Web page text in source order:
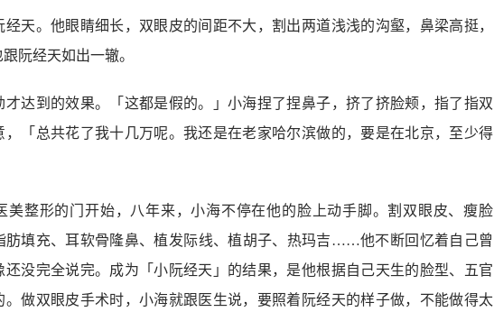
天。他眼睛细长，双眼皮的间距不大，割出两道浅浅的沟壑，鼻梁高挺，
阮经天如出一辙。
才达到的效果。「这都是假的。」小海捏了捏鼻子，挤了挤脸颊，指了指双
，「总共花了我十几万呢。我还是在老家哈尔滨做的，要是在北京，至少得
美整形的门开始，八年来，小海不停在他的脸上动手脚。割双眼皮、瘦脸
肪填充、耳软骨隆鼻、植发际线、植胡子、热玛吉……他不断回忆着自己曾
还没完全说完。成为「小阮经天」的结果，是他根据自己天生的脸型、五官
。做双眼皮手术时，小海就跟医生说，要照着阮经天的样子做，不能做得太